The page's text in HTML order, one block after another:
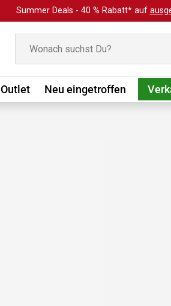
Summer Deals - 40 % Rabatt* auf
Outlet Neu eingetroffen